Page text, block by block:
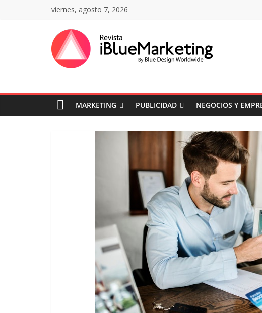
viernes, agosto 7, 2026
Revista
iBlue
Marketing
Colombia
Revistas
Marketing
MARKETING PUBLICIDAD NEGOCIOS Y